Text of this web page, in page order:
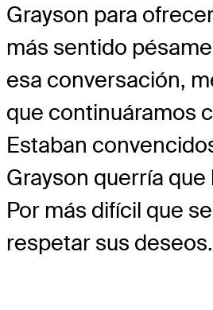
Grayson para
más sentido
esa conversación,
que continuáramos
Estaban
Grayson querría
Por más difícil que
respetar sus deseos.